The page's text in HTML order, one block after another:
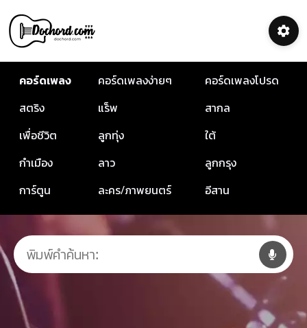
คอร์ดเพลง คอร์ดเพลงง่ายๆ
คอร์ดเพลงโปรด
สตริง
แร็พ
สากล
เพื่อชีวิต
ลูกทุ่ง
ใต้
กำเมือง
ลาว
ลูกกรุง
การ์ตูน
ละคร/ภาพยนตร์ อีสาน